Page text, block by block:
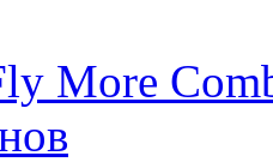
More